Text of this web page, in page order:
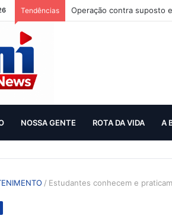
Tendências Operação contra suposto
NOSSA GENTE ROTA DA VIDA A
/ Estudantes conhecem e